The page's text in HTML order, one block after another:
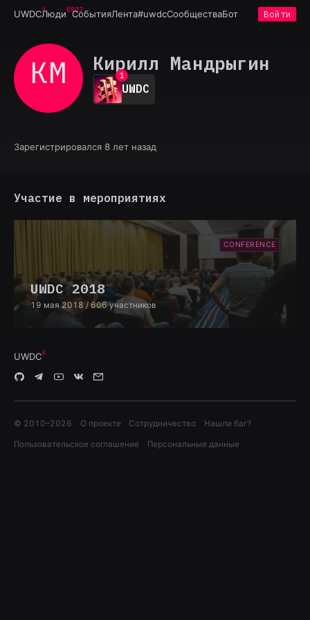
UWDCЛюди6932
СобытияЛента#uwdcСообществаБот Войти
КМ Кирилл Мандрыгин
0
1
2
3
6
UWDC
Зарегистрировался 8 лет назад
Участие в мероприятиях
CONFERENCE
UWDC 2018
19 мая 2018 / 606 участников
UWDC
© 2010–2026 О проекте Сотрудничество Нашли баг?
Пользовательское соглашение Персональные данные